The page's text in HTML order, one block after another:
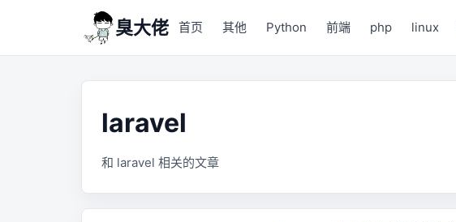
臭大佬 首页 其他 Python 前端 php linux
laravel
和 laravel 相关的文章